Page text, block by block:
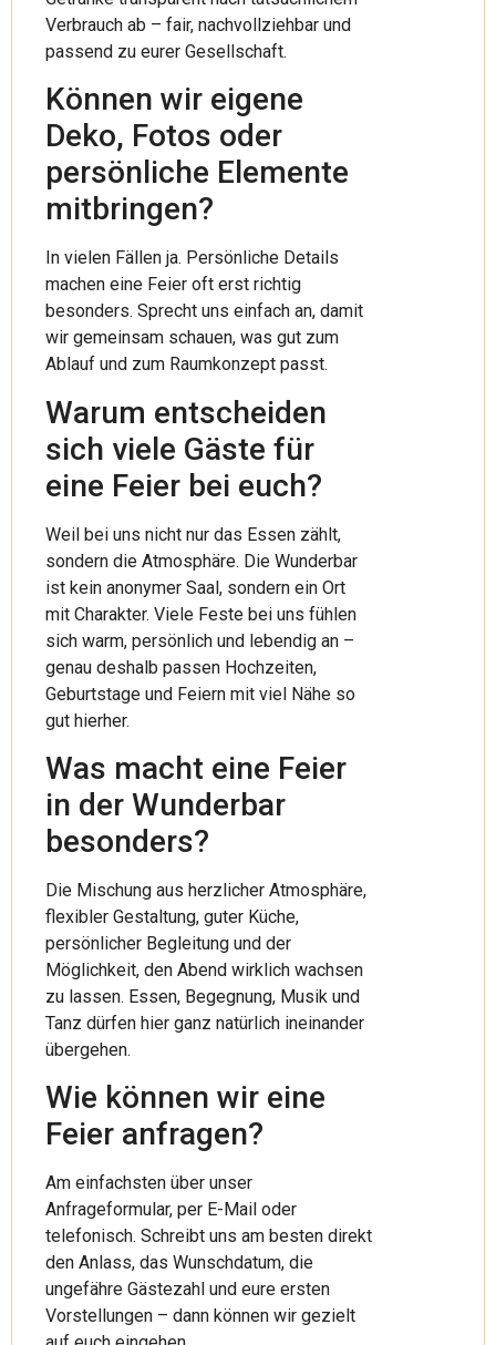
Verbrauch ab – fair, nachvollziehbar und
passend zu eurer Gesellschaft.
Können wir eigene
Deko, Fotos oder
persönliche Elemente
mitbringen?
In vielen Fällen ja. Persönliche Details
machen eine Feier oft erst richtig
besonders. Sprecht uns einfach an, damit
wir gemeinsam schauen, was gut zum
Ablauf und zum Raumkonzept passt.
Warum entscheiden
sich viele Gäste für
eine Feier bei euch?
Weil bei uns nicht nur das Essen zählt,
sondern die Atmosphäre. Die Wunderbar
ist kein anonymer Saal, sondern ein Ort
mit Charakter. Viele Feste bei uns fühlen
sich warm, persönlich und lebendig an –
genau deshalb passen Hochzeiten,
Geburtstage und Feiern mit viel Nähe so
gut hierher.
Was macht eine Feier
in der Wunderbar
besonders?
Die Mischung aus herzlicher Atmosphäre,
flexibler Gestaltung, guter Küche,
persönlicher Begleitung und der
Möglichkeit, den Abend wirklich wachsen
zu lassen. Essen, Begegnung, Musik und
Tanz dürfen hier ganz natürlich ineinander
übergehen.
Wie können wir eine
Feier anfragen?
Am einfachsten über unser
Anfrageformular, per E-Mail oder
telefonisch. Schreibt uns am besten direkt
den Anlass, das Wunschdatum, die
ungefähre Gästezahl und eure ersten
Vorstellungen – dann können wir gezielt